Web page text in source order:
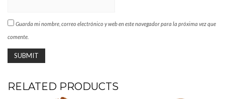
Guarda mi nombre, correo electrónico y web en este navegador para la próxima vez que
comente.
RELATED PRODUCTS